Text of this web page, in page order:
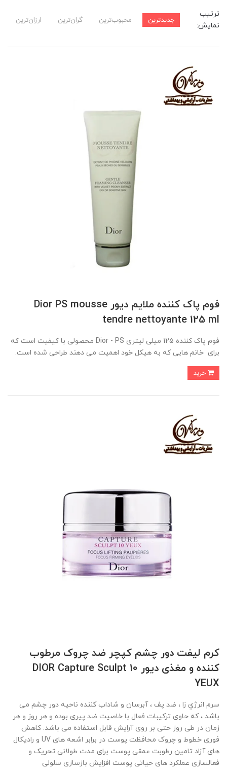
ترتیب
نمایش:
جدیدترین محبوب‌ترین گران‌ترین ارزان‌ترین
فوم پاک کننده ملایم دیور Dior PS mousse
tendre nettoyante 125 ml
فوم پاک کننده 125 میلی لیتری Dior - PS محصولی با کیفیت است که
برای خانم هایی که به هیکل خود اهمیت می دهند طراحی شده است.
کرم لیفت دور چشم کپچر ضد چروک مرطوب
کننده و مغذی دیور DIOR Capture Sculpt 10
YEUX
سرم انرژي زا ، ضد پف ، آبرسان و شاداب کننده ناحیه دور چشم می
باشد ، که حاوی ترکیبات فعال با خاصیت ضد پیری بوده و هر روز و هر
زمان در طی روز حتی بر روی آرایش قابل استفاده می باشد. کاهش
فوری خطوط و چروک محافظت پوست در برابر اشعه های UV و رادیکال
های آزاد تامین رطوبت عمقی پوست برای مدت طولانی تحریک و
فعالسازی عملکرد های حیاتی پوست افزایش بازسازی سلولی